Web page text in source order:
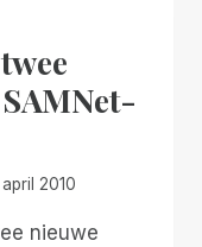
2010
nieuwe